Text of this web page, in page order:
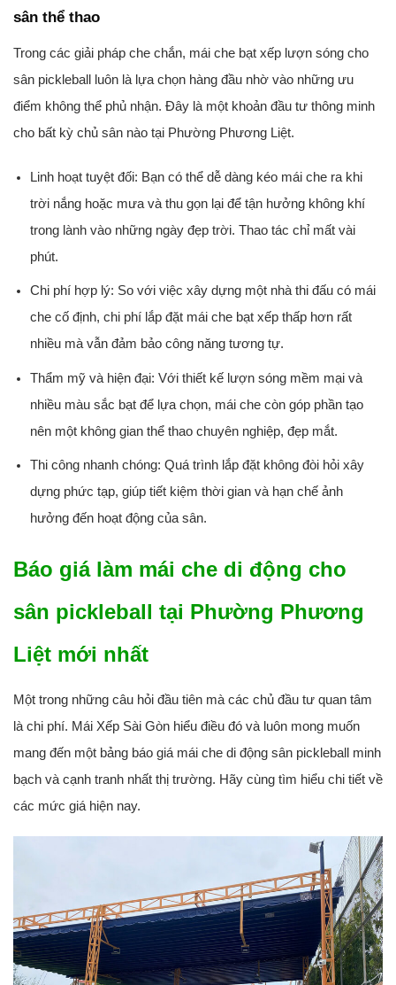
sân thể thao
Trong các giải pháp che chắn, mái che bạt xếp lượn sóng cho
sân pickleball luôn là lựa chọn hàng đầu nhờ vào những ưu
điểm không thể phủ nhận. Đây là một khoản đầu tư thông minh
cho bất kỳ chủ sân nào tại Phường Phương Liệt.
Linh hoạt tuyệt đối: Bạn có thể dễ dàng kéo mái che ra khi
trời nắng hoặc mưa và thu gọn lại để tận hưởng không khí
trong lành vào những ngày đẹp trời. Thao tác chỉ mất vài
phút.
Chi phí hợp lý: So với việc xây dựng một nhà thi đấu có mái
che cố định, chi phí lắp đặt mái che bạt xếp thấp hơn rất
nhiều mà vẫn đảm bảo công năng tương tự.
Thẩm mỹ và hiện đại: Với thiết kế lượn sóng mềm mại và
nhiều màu sắc bạt để lựa chọn, mái che còn góp phần tạo
nên một không gian thể thao chuyên nghiệp, đẹp mắt.
Thi công nhanh chóng: Quá trình lắp đặt không đòi hỏi xây
dựng phức tạp, giúp tiết kiệm thời gian và hạn chế ảnh
hưởng đến hoạt động của sân.
Báo giá làm mái che di động cho
sân pickleball tại Phường Phương
Liệt mới nhất
Một trong những câu hỏi đầu tiên mà các chủ đầu tư quan tâm
là chi phí. Mái Xếp Sài Gòn hiểu điều đó và luôn mong muốn
mang đến một bảng báo giá mái che di động sân pickleball minh
bạch và cạnh tranh nhất thị trường. Hãy cùng tìm hiểu chi tiết về
các mức giá hiện nay.